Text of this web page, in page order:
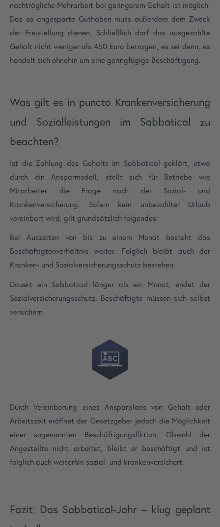
nachträgliche Mehrarbeit bei geringerem Gehalt ist möglich.
Das so angesparte Guthaben muss außerdem dem Zweck
der Freistellung dienen. Schließlich darf das ausgezahlte
Gehalt nicht weniger als 450 Euro betragen, es sei denn, es
handelt sich ohnehin um eine geringfügige Beschäftigung.
Was gilt es in puncto Krankenversicherung
und Sozialleistungen im Sabbatical zu
beachten?
Ist die Zahlung des Gehalts im Sabbatical geklärt, etwa
durch ein Ansparmodell, stellt sich für Betriebe wie
Mitarbeiter die Frage nach der Sozial- und
Krankenversicherung. Sofern kein unbezahlter Urlaub
vereinbart wird, gilt grundsätzlich folgendes:
Bei Auszeiten von bis zu einem Monat besteht das
Beschäftigtenverhältnis weiter. Folglich bleibt auch der
Kranken- und Sozialversicherungsschutz bestehen.
Dauert ein Sabbatical länger als ein Monat, endet der
Sozialversicherungsschutz, Beschäftigte müssen sich selbst
versichern.
Durch Vereinbarung eines Ansparplans von Gehalt oder
Arbeitszeit eröffnet der Gesetzgeber jedoch die Möglichkeit
einer sogenannten Beschäftigungsfiktion. Obwohl der
Angestellte nicht arbeitet, bleibt er beschäftigt und ist
folglich auch weiterhin sozial- und krankenversichert.
Fazit: Das Sabbatical-Jahr – klug geplant